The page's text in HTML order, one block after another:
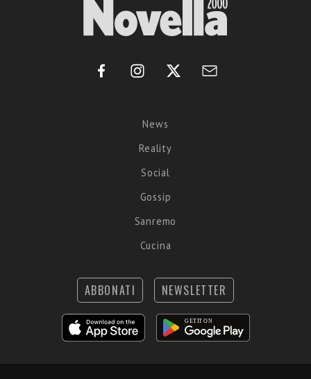
News
Reality
Social
Gossip
Sanremo
Cucina
ABBONATI NEWSLETTER